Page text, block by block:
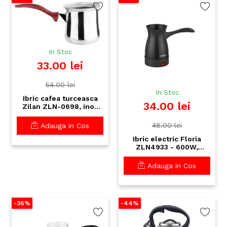
In Stoc
33.00 lei
54.00 lei
Ibric cafea turceasca
Zilan ZLN-0698, inox
18/10, maner ebonita,
950ml
Adauga in Cos
In Stoc
34.00 lei
48.00 lei
Ibric electric Floria
ZLN4933 - 600W,
600ml, preparare
rapida cafea turceasca,
negru
Adauga in Cos
-36% -44%